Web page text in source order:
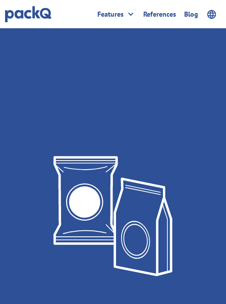
Features References Blog